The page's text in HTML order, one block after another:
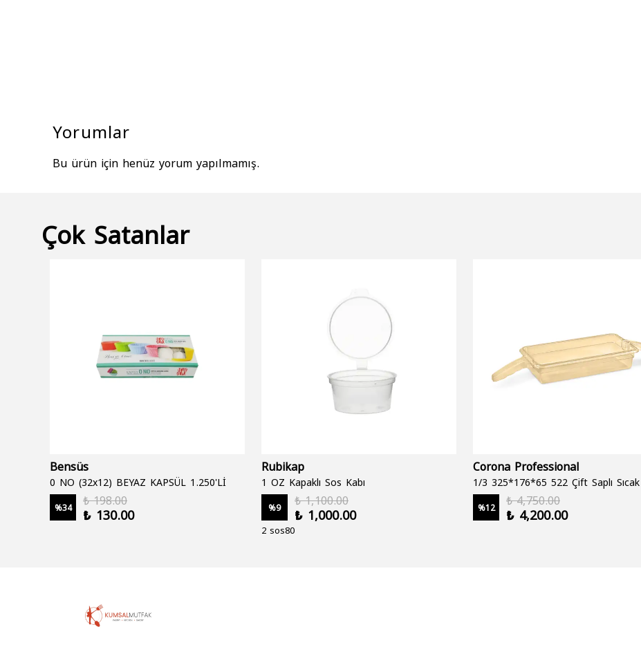
Yorumlar
Bu ürün için henüz yorum yapılmamış.
Çok Satanlar
Bensüs
0 NO (32x12) BEYAZ KAPSÜL 1.250'Lİ
%34
₺ 198.00
₺ 130.00
Rubikap
1 OZ Kapaklı Sos Kabı
%9
₺ 1,100.00
₺ 1,000.00
2 sos80
Corona Professional
%12
₺ 4,750.00
₺ 4,200.00